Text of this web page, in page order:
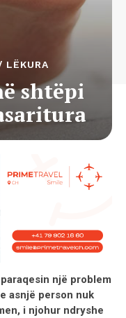
LËKURA
shtëpi
një problem
asnjë person nuk
i njohur ndryshe